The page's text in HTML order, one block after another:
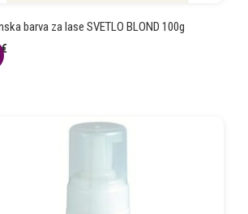
barva za lase SVETLO BLOND 100g
€